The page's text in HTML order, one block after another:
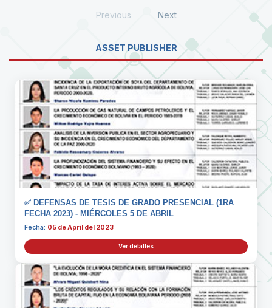
Previous Next
ASSET PUBLISHER
✅ DEFENSAS DE TESIS DE GRADO PRESENCIAL (1RA
FECHA 2023) - MIÉRCOLES 5 DE ABRIL
Fecha: 05 de April del 2023
Ver detalles